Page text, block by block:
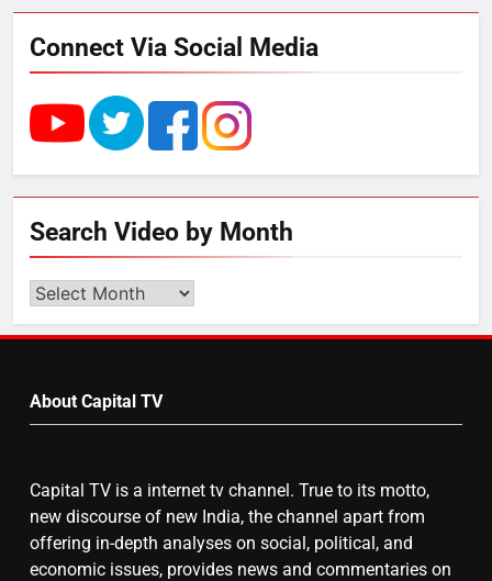
मिला बढ़ावा
राम की नगरी अयोध्या में आने वाले भक्तों
का स्वागत करेगा लक्ष्मण द्वार
उत्तर प्रदेश में गांवों में बढ़ेंगी सुविधाएं: 67%
बढ़ा पंचायतों का बजट
7
चुनाव से पहले लालू परिवार पर बड़ा झटका,
दिल्ली कोर्ट ने IRCTC घोटाले में आरोप
Connect Via Social Media
Search Video by Month
Search
by
About Capital TV
Capital TV is a internet tv channel. True to its motto,
new discourse of new India, the channel apart from
offering in-depth analyses on social, political, and
economic issues, provides news and commentaries on